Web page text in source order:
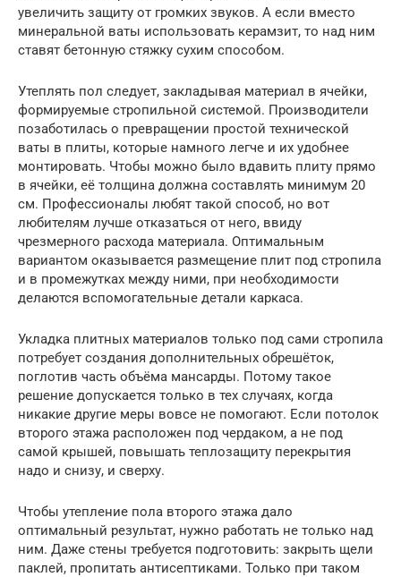
увеличить защиту от громких звуков. А если вместо
минеральной ваты использовать керамзит, то над ним
ставят бетонную стяжку сухим способом.
Утеплять пол следует, закладывая материал в ячейки,
формируемые стропильной системой. Производители
позаботилась о превращении простой технической
ваты в плиты, которые намного легче и их удобнее
монтировать. Чтобы можно было вдавить плиту прямо
в ячейки, её толщина должна составлять минимум 20
см. Профессионалы любят такой способ, но вот
любителям лучше отказаться от него, ввиду
чрезмерного расхода материала. Оптимальным
вариантом оказывается размещение плит под стропила
и в промежутках между ними, при необходимости
делаются вспомогательные детали каркаса.
Укладка плитных материалов только под сами стропила
потребует создания дополнительных обрешёток,
поглотив часть объёма мансарды. Потому такое
решение допускается только в тех случаях, когда
никакие другие меры вовсе не помогают. Если потолок
второго этажа расположен под чердаком, а не под
самой крышей, повышать теплозащиту перекрытия
надо и снизу, и сверху.
Чтобы утепление пола второго этажа дало
оптимальный результат, нужно работать не только над
ним. Даже стены требуется подготовить: закрыть щели
паклей, пропитать антисептиками. Только при таком